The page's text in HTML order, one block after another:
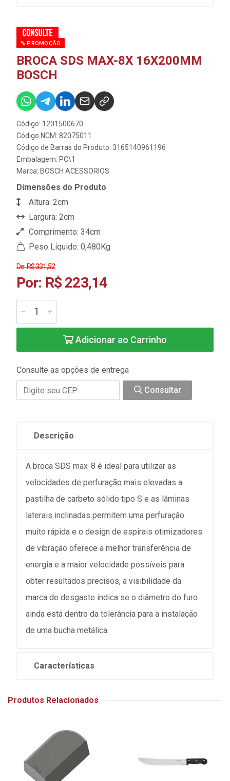
% PROMOÇÃO
BROCA SDS MAX-8X 16X200MM
BOSCH
Código: 1201500670
Código NCM: 82075011
Código de Barras do Produto: 3165140961196
Embalagem: PC\1
Marca: BOSCH ACESSORIOS
Dimensões do Produto
Altura: 2cm
Largura: 2cm
Comprimento: 34cm
Peso Líquido: 0,480Kg
De: R$ 331,52
Por: R$ 223,14
Adicionar ao Carrinho
Consulte as opções de entrega
Consultar
Descrição
A broca SDS max-8 é ideal para utilizar as
velocidades de perfuração mais elevadas a
pastilha de carbeto sólido tipo S e as lâminas
laterais inclinadas permitem uma perfuração
muito rápida e o design de espirais otimizadores
de vibração oferece a melhor transferência de
energia e a maior velocidade possíveis para
obter resultados precisos, a visibilidade da
marca de desgaste indica se o diâmetro do furo
ainda está dentro da tolerância para a instalação
de uma bucha metálica.
Características
Produtos Relacionados